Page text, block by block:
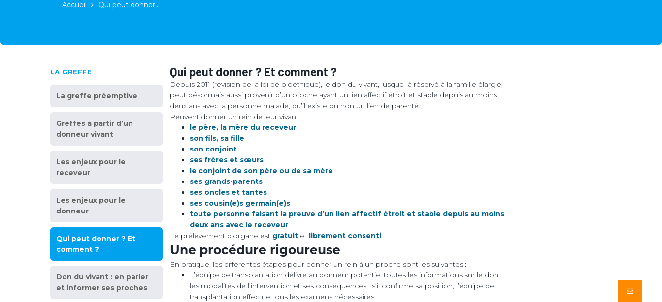
Accueil Qui peut donner…
LA GREFFE
La greffe préemptive
Greffes à partir d’un
donneur vivant
Les enjeux pour le
receveur
Les enjeux pour le
donneur
Qui peut donner ? Et
comment ?
Don du vivant : en parler
et informer ses proches
Qui peut donner ? Et comment ?
Depuis 2011 (révision de la loi de bioéthique), le don du vivant, jusque-là réservé à la famille élargie,
peut désormais aussi provenir d’un proche ayant un lien affectif étroit et stable depuis au moins
deux ans avec la personne malade, qu’il existe ou non un lien de parenté.
Peuvent donner un rein de leur vivant :
le père, la mère du receveur
son fils, sa fille
son conjoint
ses frères et sœurs
le conjoint de son père ou de sa mère
ses grands-parents
ses oncles et tantes
ses cousin(e)s germain(e)s
toute personne faisant la preuve d’un lien affectif étroit et stable depuis au moins
deux ans avec le receveur
Le prélèvement d’organe est gratuit et librement consenti.
Une procédure rigoureuse
En pratique, les différentes étapes pour donner un rein à un proche sont les suivantes :
L’équipe de transplantation délivre au donneur potentiel toutes les informations sur le don,
les modalités de l’intervention et ses conséquences ; s’il confirme sa position, l’équipe de
transplantation effectue tous les examens nécessaires.